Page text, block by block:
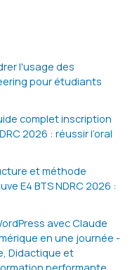
l'usage des
pour étudiants
complet inscription
2026 : réussir l’oral
et méthode
E4 BTS NDRC 2026 :
avec Claude
en une journée -
Didactique et
performante